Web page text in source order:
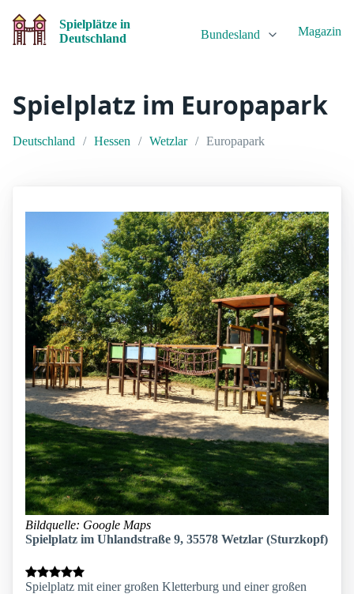
Spielplätze in
Deutschland
Bundesland Magazin
Spielplatz im Europapark
Deutschland Hessen Wetzlar Europapark
Bildquelle: Google Maps
Spielplatz im Uhlandstraße 9, 35578 Wetzlar (Sturzkopf)
Spielplatz mit einer großen Kletterburg und einer großen